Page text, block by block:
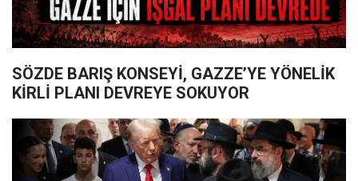
SÖZDE BARIŞ KONSEYİ, GAZZE’YE YÖNELİK
KİRLİ PLANI DEVREYE SOKUYOR